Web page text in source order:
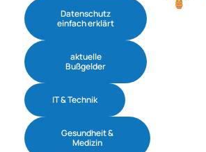
Services
Software
Datenschutz
einfach erklärt
aktuelle
Bußgelder
IT & Technik
Gesundheit &
Medizin